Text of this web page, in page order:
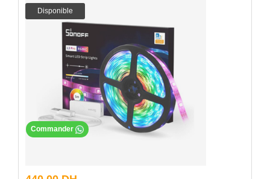
Disponible
Commander